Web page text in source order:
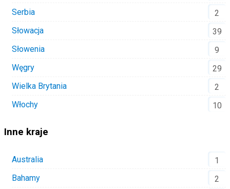
Serbia
2
Słowacja
39
Słowenia
9
Węgry
29
Wielka Brytania
2
Włochy
10
Inne kraje
Australia
1
Bahamy
2